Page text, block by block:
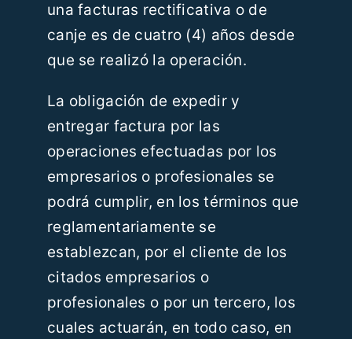
una facturas rectificativa o de
canje es de cuatro (4) años desde
que se realizó la operación.
La obligación de expedir y
entregar factura por las
operaciones efectuadas por los
empresarios o profesionales se
podrá cumplir, en los términos que
reglamentariamente se
establezcan, por el cliente de los
citados empresarios o
profesionales o por un tercero, los
cuales actuarán, en todo caso, en